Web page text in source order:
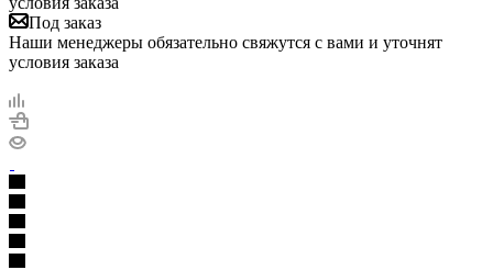
Под заказ
Наши менеджеры обязательно свяжутся с вами и уточнят
условия заказа